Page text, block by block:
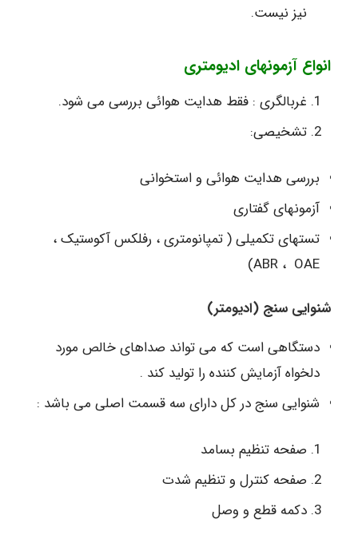
نیز نیست.
انواع آزمونهای ادیومتری
غربالگری : فقط هدایت هوائی بررسی می شود.
تشخیصی:
بررسی هدایت هوائی و استخوانی
آزمونهای گفتاری
تستهای تکمیلی ( تمپانومتری ، رفلکس آکوستیک ،
ABR ، OAE)
شنوایی سنج (ادیومتر)
دستگاهی است که می تواند صداهای خالص مورد
دلخواه آزمایش کننده را تولید کند .
شنوایی سنج در کل دارای سه قسمت اصلی می باشد :
صفحه تنظیم بسامد
صفحه کنترل و تنظیم شدت
دکمه قطع و وصل